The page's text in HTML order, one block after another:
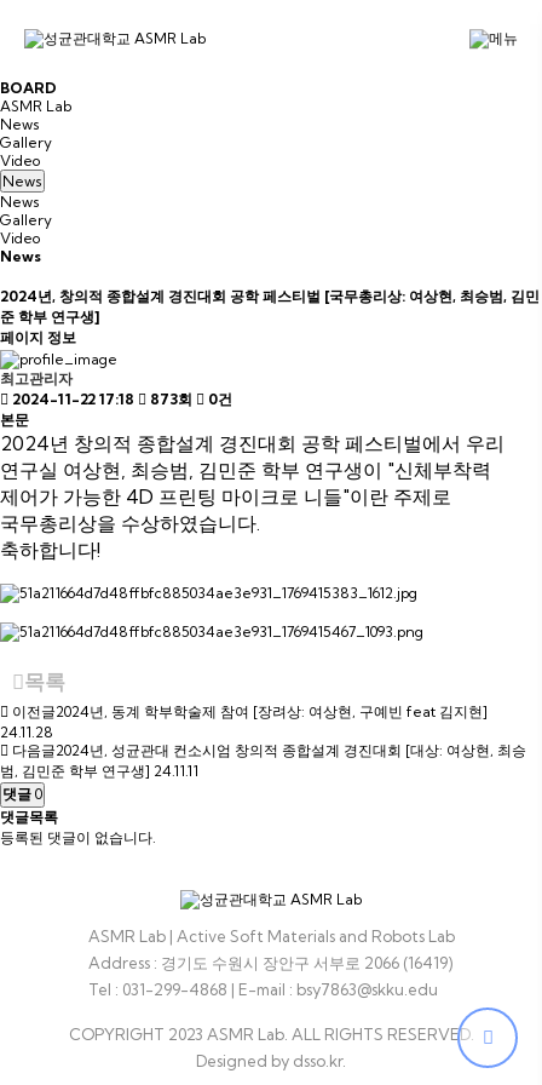
BOARD
ASMR Lab
News
Gallery
Video
News
News
Gallery
Video
News
2024년, 창의적 종합설계 경진대회 공학 페스티벌 [국무총리상: 여상현, 최승범, 김민
준 학부 연구생]
페이지 정보
최고관리자
2024-11-22 17:18
873회
0건
본문
2024년 창의적 종합설계 경진대회 공학 페스티벌에서 우리
연구실 여상현, 최승범, 김민준 학부 연구생이 "신체부착력
제어가 가능한 4D 프린팅 마이크로 니들"이란 주제로
국무총리상을 수상하였습니다.
축하합니다!
목록
이전글2024년, 동계 학부학술제 참여 [장려상: 여상현, 구예빈 feat 김지현]
24.11.28
다음글2024년, 성균관대 컨소시엄 창의적 종합설계 경진대회 [대상: 여상현, 최승
범, 김민준 학부 연구생] 24.11.11
댓글 0
댓글목록
등록된 댓글이 없습니다.
ASMR Lab | Active Soft Materials and Robots Lab
Address : 경기도 수원시 장안구 서부로 2066 (16419)
Tel : 031-299-4868 | E-mail : bsy7863@skku.edu
COPYRIGHT 2023 ASMR Lab. ALL RIGHTS RESERVED.
Designed by dsso.kr.